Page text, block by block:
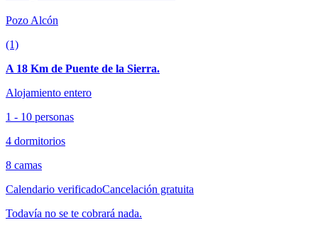
Pozo Alcón
(1)
A 18 Km de Puente de la Sierra.
Alojamiento entero
1 - 10 personas
4 dormitorios
8 camas
Calendario verificadoCancelación gratuita
Todavía no se te cobrará nada.